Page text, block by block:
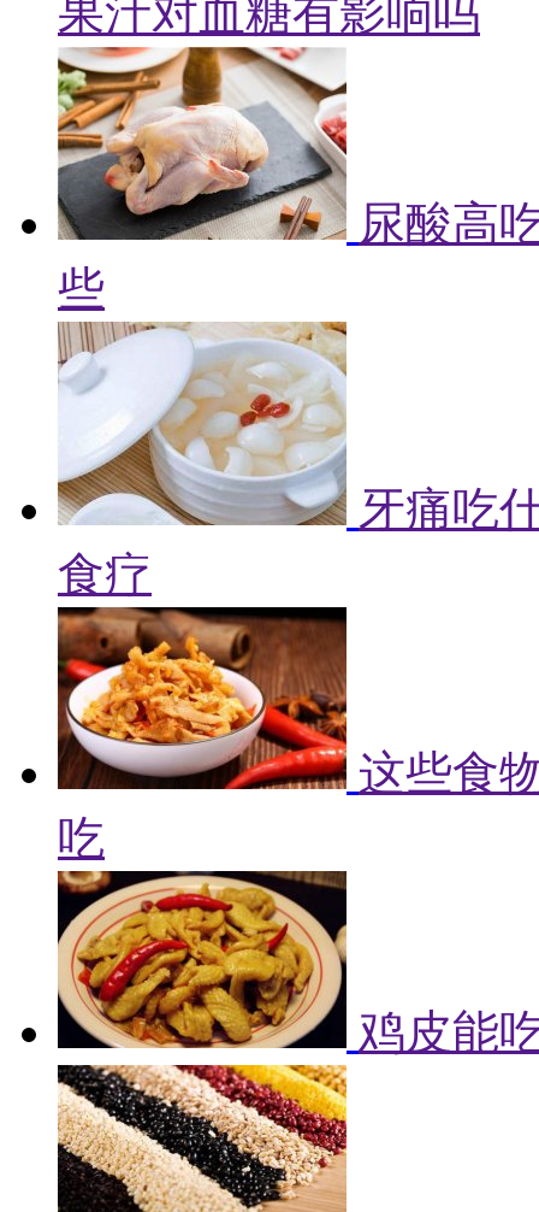
果汁对血糖有影响吗
尿酸高
些
牙痛吃
食疗
这些食
吃
鸡皮能